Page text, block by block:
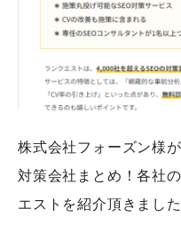
株式会社フォーズン様
対策会社まとめ！各社
エストを紹介頂きました